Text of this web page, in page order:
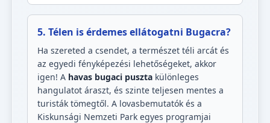
5. Télen is érdemes ellátogatni Bugacra?
Ha szereted a csendet, a természet téli arcát és
az egyedi fényképezési lehetőségeket, akkor
igen! A havas bugaci puszta különleges
hangulatot áraszt, és szinte teljesen mentes a
turisták tömegtől. A lovasbemutatók és a
Kiskunsági Nemzeti Park egyes programjai